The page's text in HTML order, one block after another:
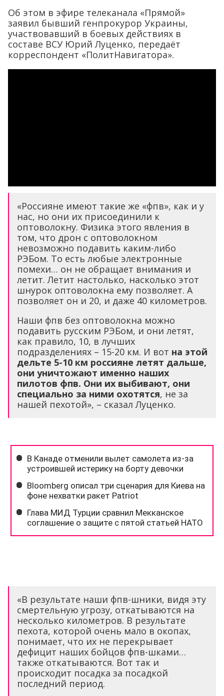
Об этом в эфире телеканала «Прямой»
заявил бывший генпрокурор Украины,
участвовавший в боевых действиях в
составе ВСУ Юрий Луценко, передаёт
корреспондент «ПолитНавигатора».
«Россияне имеют такие же «фпв», как и у
нас, но они их присоединили к
оптоволокну. Физика этого явления в
том, что дрон с оптоволокном
невозможно подавить каким-либо
РЭБом. То есть любые электронные
помехи… он не обращает внимания и
летит. Летит настолько, насколько этот
шнурок оптоволокна ему позволяет. А
позволяет он и 20, и даже 40 километров.
Наши фпв без оптоволокна можно
подавить русским РЭБом, и они летят,
как правило, 10, в лучших
подразделениях – 15-20 км. И вот на этой
дельте 5-10 км россияне летят дальше,
они уничтожают именно наших
пилотов фпв. Они их выбивают, они
специально за ними охотятся, не за
нашей пехотой», – сказал Луценко.
«В результате наши фпв-шники, видя эту
смертельную угрозу, откатываются на
несколько километров. В результате
пехота, которой очень мало в окопах,
понимает, что их не перекрывает
дефицит наших бойцов фпв-шками…
также откатываются. Вот так и
происходит посадка за посадкой
последний период.